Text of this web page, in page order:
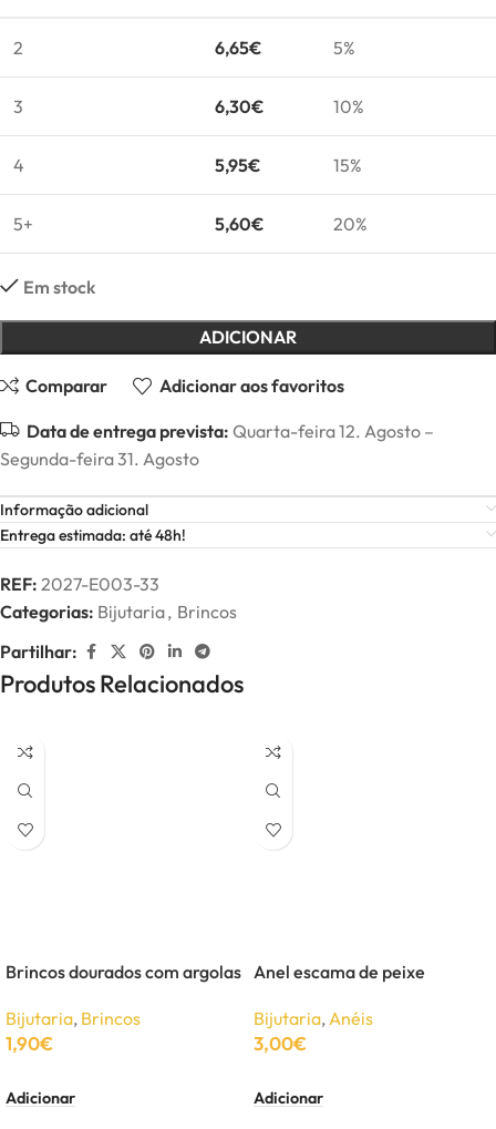
2 6,65€ 5%
3 6,30€ 10%
4 5,95€ 15%
5+ 5,60€ 20%
Em stock
ADICIONAR
Comparar Adicionar aos favoritos
Data de entrega prevista: Quarta-feira 12. Agosto –
Segunda-feira 31. Agosto
Informação adicional
Entrega estimada: até 48h!
REF: 2027-E003-33
Categorias: Bijutaria, Brincos
Partilhar:
Produtos Relacionados
Brincos dourados com argolas
Bijutaria, Brincos
1,90€
Adicionar
Anel escama de peixe
Bijutaria, Anéis
3,00€
Adicionar